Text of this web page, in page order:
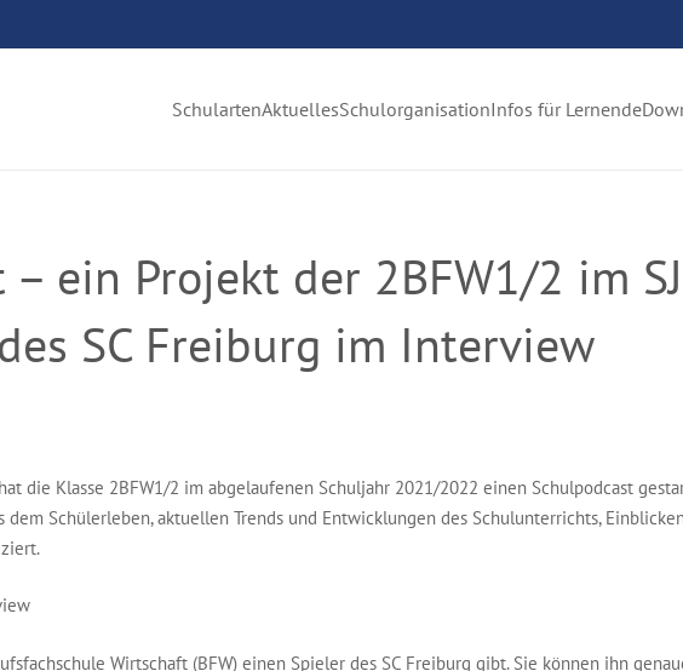
SchulartenAktuellesSchulorganisationInfos für Lernende
– ein Projekt der 2BFW1/2 im
SC Freiburg im Interview
die Klasse 2BFW1/2 im abgelaufenen Schuljahr 2021/2022 einen Schulpodcast
Schülerleben, aktuellen Trends und Entwicklungen des Schulunterrichts,
Wirtschaft (BFW) einen Spieler des SC Freiburg gibt. Sie können ihn